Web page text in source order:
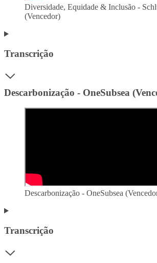
Diversidade, Equidade & Inclusão -
(Vencedor)
Transcrição
Descarbonização - OneSubsea
Descarbonização - OneSubsea
Transcrição